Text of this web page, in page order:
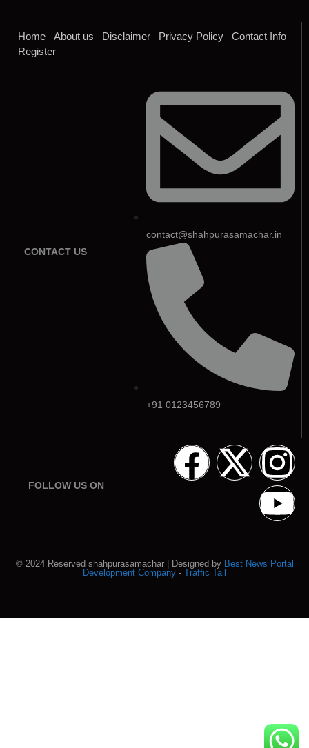
Home About us Disclaimer Privacy Policy
Contact Info
Register
CONTACT US
contact@shahpurasamachar.in
+91 0123456789
FOLLOW US ON
© 2024 Reserved shahpurasamachar | Designed by Best News Portal
Development Company - Traffic Tail